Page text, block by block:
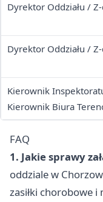
Dyrektor Oddziału /
Dyrektor Oddziału /
Kierownik
Kierownik Biura
FAQ
1. Jakie sprawy
oddziale w
zasiłki chorobowe